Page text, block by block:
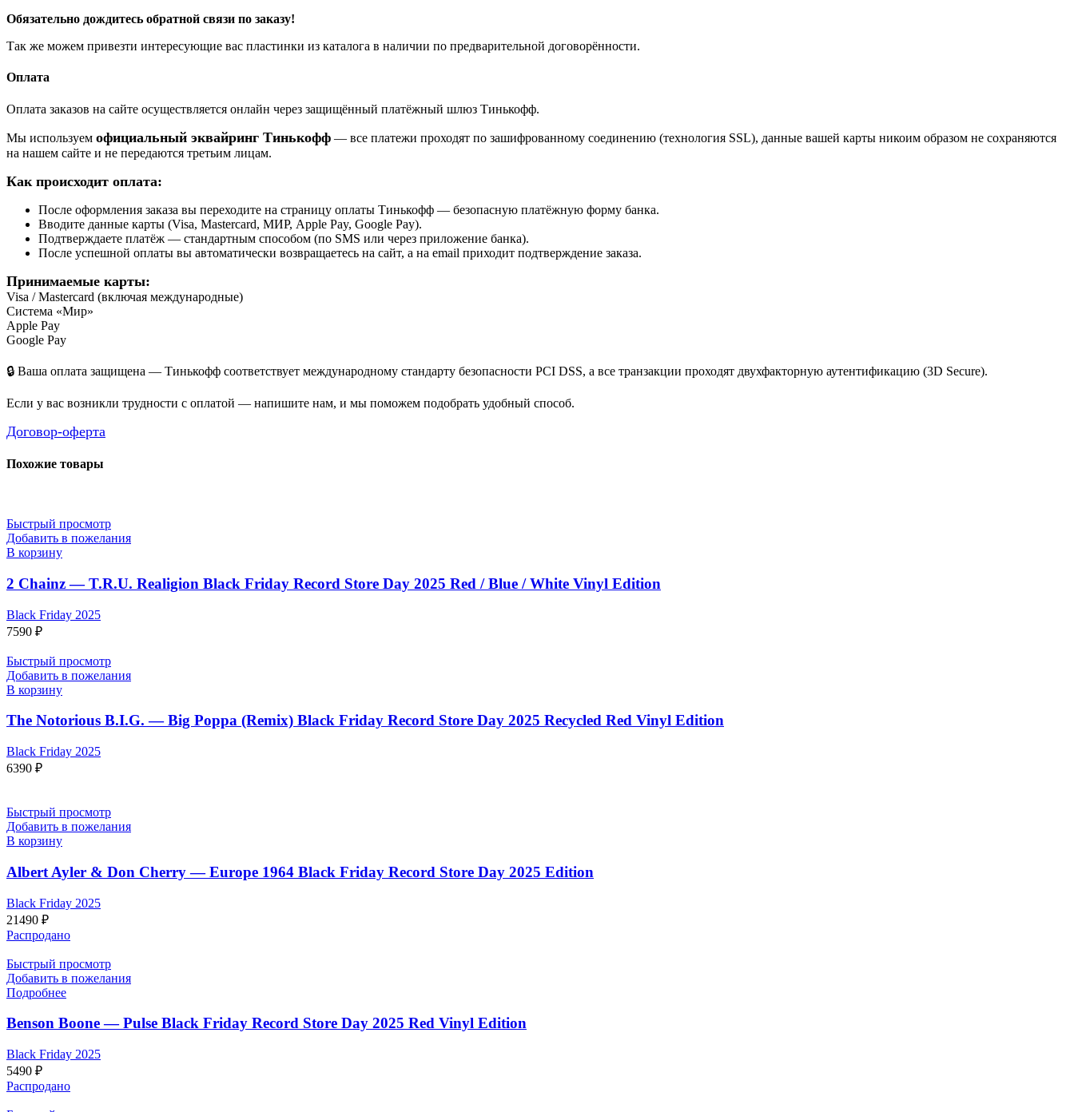
Обязательно дождитесь обратной связи по заказу!
Так же можем привезти интересующие вас пластинки из каталога в наличии по предварительной договорённости.
Оплата
Оплата заказов на сайте осуществляется онлайн через защищённый платёжный шлюз Тинькофф.
Мы используем официальный эквайринг Тинькофф — все платежи проходят по зашифрованному соединению (технология SSL), данные вашей карты никоим образом не сохраняются
на нашем сайте и не передаются третьим лицам.
Как происходит оплата:
После оформления заказа вы переходите на страницу оплаты Тинькофф — безопасную платёжную форму банка.
Вводите данные карты (Visa, Mastercard, МИР, Apple Pay, Google Pay).
Подтверждаете платёж — стандартным способом (по SMS или через приложение банка).
После успешной оплаты вы автоматически возвращаетесь на сайт, а на email приходит подтверждение заказа.
Принимаемые карты:
Visa / Mastercard (включая международные)
Система «Мир»
Apple Pay
Google Pay
🔒 Ваша оплата защищена — Тинькофф соответствует международному стандарту безопасности PCI DSS, а все транзакции проходят двухфакторную аутентификацию (3D Secure).
Если у вас возникли трудности с оплатой — напишите нам, и мы поможем подобрать удобный способ.
Договор-оферта
Похожие товары
Быстрый просмотр
Добавить в пожелания
В корзину
2 Chainz — T.R.U. Realigion Black Friday Record Store Day 2025 Red / Blue / White Vinyl Edition
Black Friday 2025
7590 ₽
Быстрый просмотр
Добавить в пожелания
В корзину
The Notorious B.I.G. — Big Poppa (Remix) Black Friday Record Store Day 2025 Recycled Red Vinyl Edition
Black Friday 2025
6390 ₽
Быстрый просмотр
Добавить в пожелания
В корзину
Albert Ayler & Don Cherry — Europe 1964 Black Friday Record Store Day 2025 Edition
Black Friday 2025
21490 ₽
Распродано
Быстрый просмотр
Добавить в пожелания
Подробнее
Benson Boone — Pulse Black Friday Record Store Day 2025 Red Vinyl Edition
Black Friday 2025
5490 ₽
Распродано